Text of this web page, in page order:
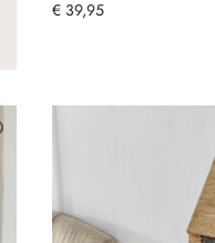
€ 39,95